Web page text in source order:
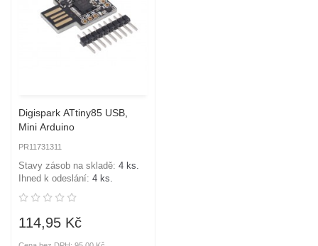
Digispark ATtiny85 USB,
Mini Arduino
PR11731311
Stavy zásob na skladě: 4 ks.
Ihned k odeslání: 4 ks.
114,95 Kč